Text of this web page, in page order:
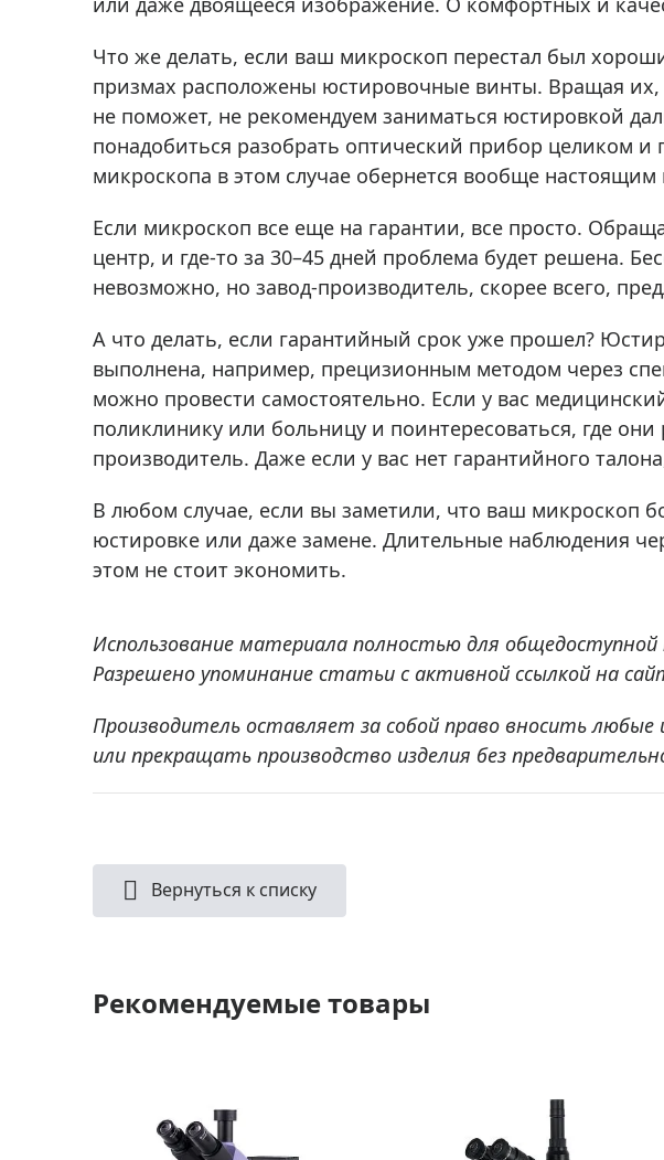
Оптика для детей Levenhuk LabZZ
Астропланетарии
Подарки
Акции
Что же делать, если ваш микроскоп перестал был
призмах расположены юстировочные винты. Вращая
не поможет, не рекомендуем заниматься юстировкой
понадобиться разобрать оптический прибор целиком и
микроскопа в этом случае обернется вообще
Если микроскоп все еще на гарантии, все просто.
центр, и где-то за 30–45 дней проблема будет решена.
невозможно, но завод-производитель, скорее всего,
А что делать, если гарантийный срок уже прошел?
выполнена, например, прецизионным методом через
можно провести самостоятельно. Если у вас
поликлинику или больницу и поинтересоваться, где
производитель. Даже если у вас нет гарантийного
В любом случае, если вы заметили, что ваш микроскоп
юстировке или даже замене. Длительные наблюдения
этом не стоит экономить.
Использование материала полностью для
Разрешено упоминание статьи с активной ссылкой на
Производитель оставляет за собой право вносить
или прекращать производство изделия без
Вернуться к списку
Рекомендуемые товары